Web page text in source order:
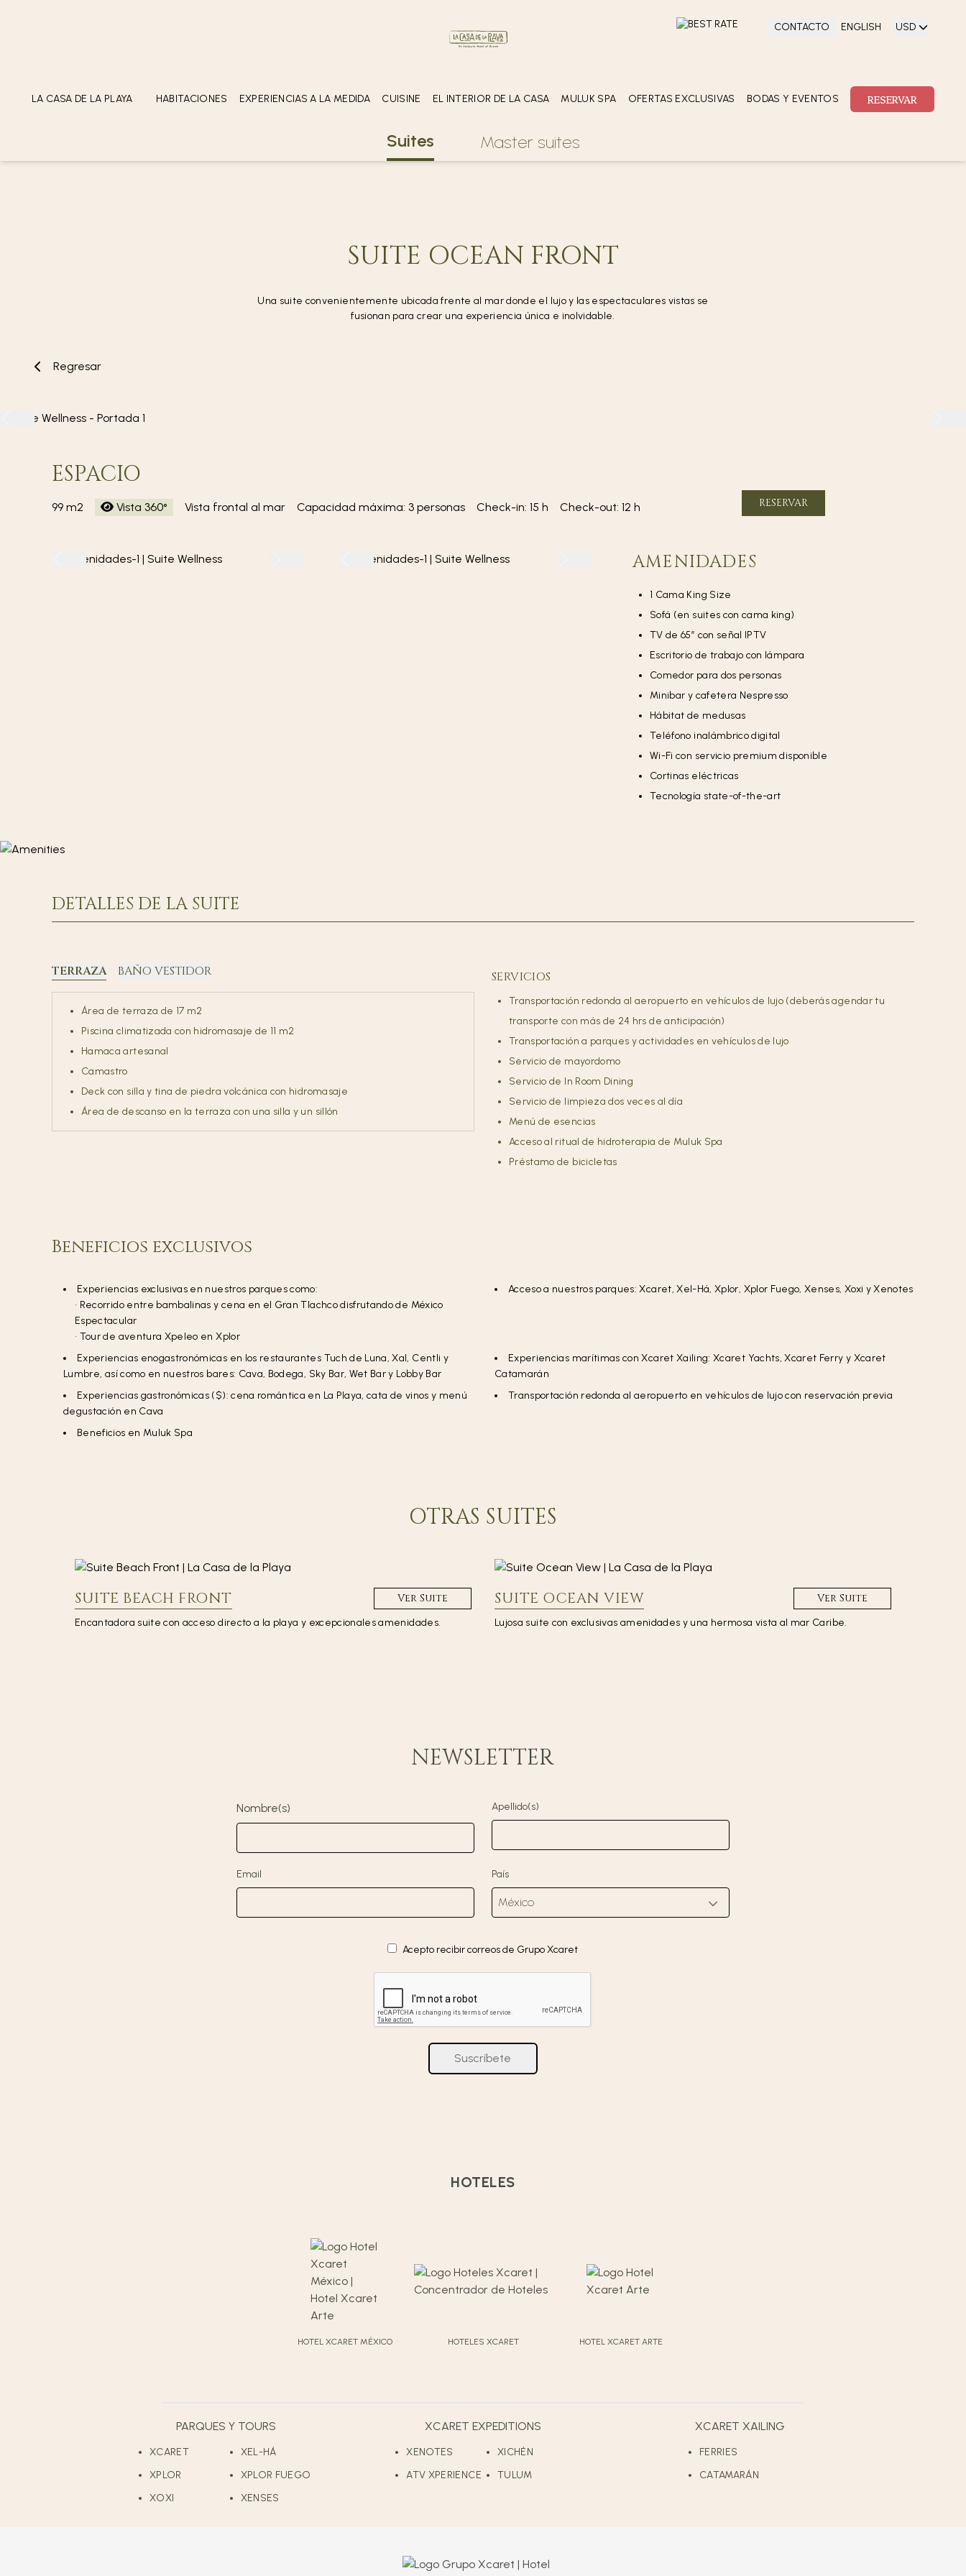
CONTACTO ENGLISH USD
LA CASA DE LA PLAYA
HABITACIONES EXPERIENCIAS A LA MEDIDA
CUISINE
TUCH DE LUNA
XAL
EL INTERIOR DE LA CASA MULUK SPA
OFERTAS EXCLUSIVAS
BODAS Y EVENTOS RESERVAR
suites master suites
SUITE OCEAN FRONT
Una suite convenientemente ubicada frente al mar donde el lujo y las espectaculares vistas se
fusionan para crear una experiencia única e inolvidable.
Regresar
ESPACIO
99 m2 Vista 360° Vista frontal al mar Capacidad máxima: 3 personas Check-in: 15 h Check-out: 12 h RESERVAR
AMENIDADES
1 Cama King Size
Sofá (en suites con cama king)
TV de 65” con señal IPTV
Escritorio de trabajo con lámpara
Comedor para dos personas
Minibar y cafetera Nespresso
Hábitat de medusas
Teléfono inalámbrico digital
Wi-Fi con servicio premium disponible
Cortinas eléctricas
Tecnología state-of-the-art
DETALLES DE LA SUITE
TERRAZA BAÑO VESTIDOR
Área de terraza de 17 m2
Piscina climatizada con hidromasaje de 11 m2
Hamaca artesanal
Camastro
Deck con silla y tina de piedra volcánica con hidromasaje
Área de descanso en la terraza con una silla y un sillón
SERVICIOS
Transportación redonda al aeropuerto en vehículos de lujo (deberás agendar tu
transporte con más de 24 hrs de anticipación)
Transportación a parques y actividades en vehículos de lujo
Servicio de mayordomo
Servicio de In Room Dining
Servicio de limpieza dos veces al día
Menú de esencias
Acceso al ritual de hidroterapia de Muluk Spa
Préstamo de bicicletas
Beneficios exclusivos
Experiencias exclusivas en nuestros parques como:
• Recorrido entre bambalinas y cena en el Gran Tlachco disfrutando de México
Espectacular
• Tour de aventura Xpeleo en Xplor
Acceso a nuestros parques: Xcaret, Xel-Há, Xplor, Xplor Fuego, Xenses, Xoxi y Xenotes
Experiencias enogastronómicas en los restaurantes Tuch de Luna, Xal, Centli y
Lumbre, así como en nuestros bares: Cava, Bodega, Sky Bar, Wet Bar y Lobby Bar
Experiencias marítimas con Xcaret Xailing: Xcaret Yachts, Xcaret Ferry y Xcaret
Catamarán
Experiencias gastronómicas ($): cena romántica en La Playa, cata de vinos y menú
degustación en Cava
Transportación redonda al aeropuerto en vehículos de lujo con reservación previa
Beneficios en Muluk Spa
OTRAS SUITES
SUITE BEACH FRONT Ver Suite
Encantadora suite con acceso directo a la playa y excepcionales amenidades.
SUITE OCEAN VIEW Ver Suite
Lujosa suite con exclusivas amenidades y una hermosa vista al mar Caribe.
NEWSLETTER
Nombre(s) Apellido(s)
Email País
Acepto recibir correos de Grupo Xcaret
Suscríbete
HOTELES
HOTEL XCARET MÉXICO HOTELES XCARET HOTEL XCARET ARTE
PARQUES Y TOURS
XCARET
XEL-HÁ
XPLOR
XPLOR FUEGO
XOXI
XENSES
XCARET EXPEDITIONS
XENOTES
XICHÉN
ATV XPERIENCE
TULUM
XCARET XAILING
FERRIES
CATAMARÁN